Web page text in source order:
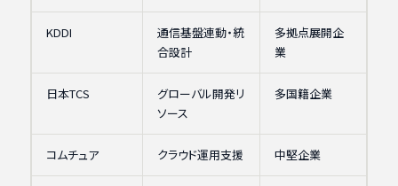
KDDI
通信基盤連動・統
合設計
多拠点展開企
業
日本TCS
グローバル開発リ
ソース
多国籍企業
コムチュア クラウド運用支援 中堅企業